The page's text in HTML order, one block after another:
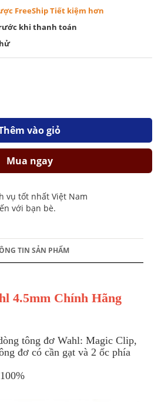
FreeShip Tiết kiệm hơn
khi thanh toán
vào giỏ
Mua ngay
vụ tốt nhất Việt Nam
với bạn bè.
TIN SẢN PHẨM
4.5mm Chính Hãng
tông đơ Wahl: Magic Clip,
đơ có cần gạt và 2 ốc phía